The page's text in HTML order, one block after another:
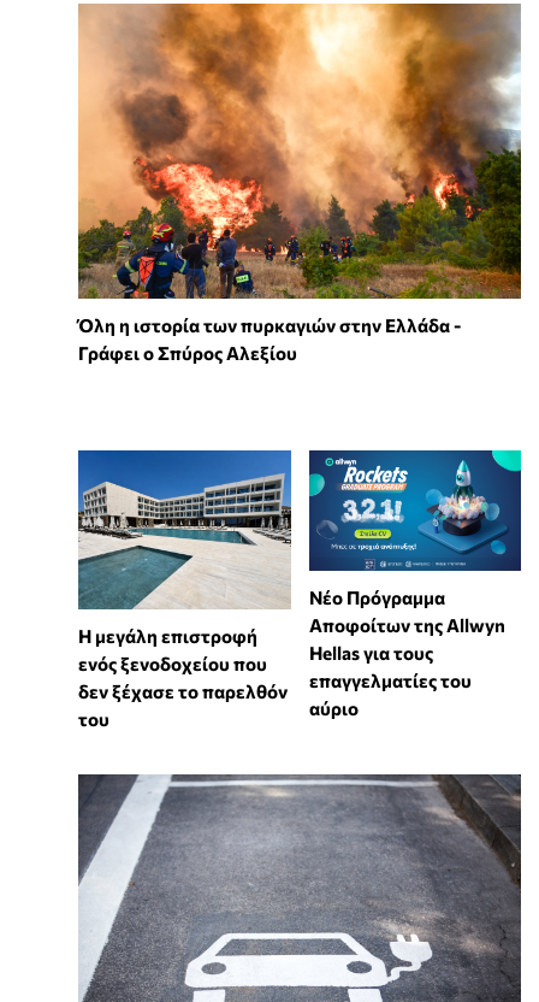
Όλη η ιστορία των πυρκαγιών στην Ελλάδα -
Γράφει ο Σπύρος Αλεξίου
Η μεγάλη επιστροφή
ενός ξενοδοχείου που
δεν ξέχασε το παρελθόν
του
Νέο Πρόγραμμα
Αποφοίτων της Allwyn
Hellas για τους
επαγγελματίες του
αύριο